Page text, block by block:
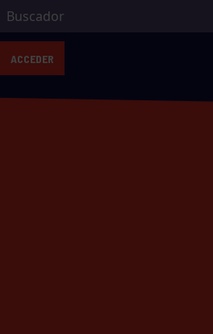
Buscador
ACCEDER